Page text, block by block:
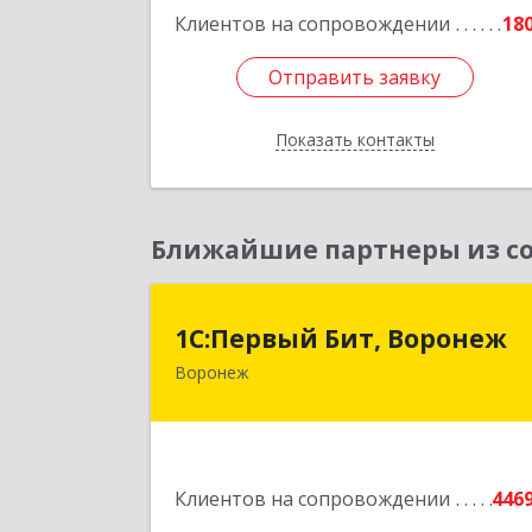
Клиентов на сопровождении
Отправить заявку
Показать контакты
Отправить заявку
Назад
Ближайшие партнеры из
1С:Первый Бит, Воронеж
Воронеж
Клиентов на сопровождении
1С:Первый Бит, Воронеж
394006, Воронежская обл, Воронеж г,